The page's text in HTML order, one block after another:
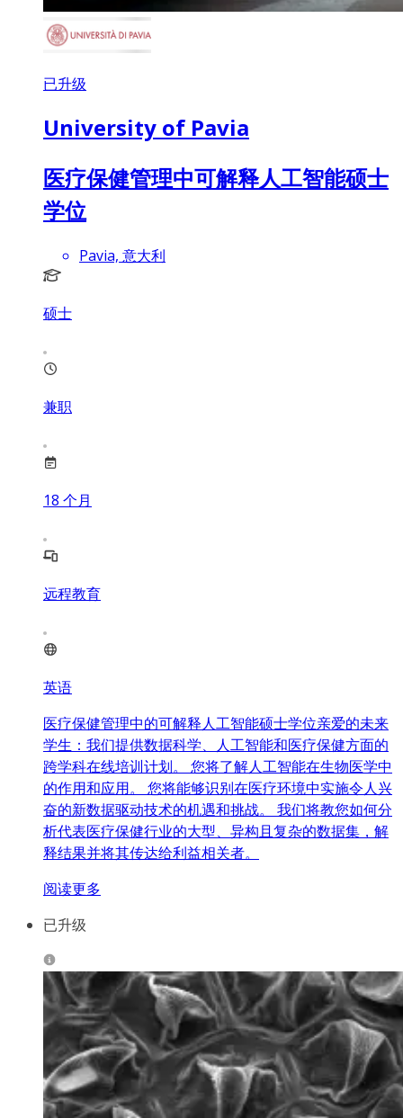
已升级
University of Pavia
医疗保健管理中可解释人工智能硕士
学位
Pavia, 意大利
硕士
兼职
18 个月
远程教育
英语
医疗保健管理中的可解释人工智能硕士学位亲爱的未来
学生：我们提供数据科学、人工智能和医疗保健方面的
跨学科在线培训计划。 您将了解人工智能在生物医学中
的作用和应用。 您将能够识别在医疗环境中实施令人兴
奋的新数据驱动技术的机遇和挑战。 我们将教您如何分
析代表医疗保健行业的大型、异构且复杂的数据集，解
释结果并将其传达给利益相关者。
阅读更多
已升级